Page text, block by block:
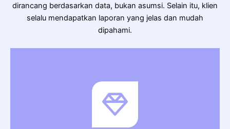
dirancang berdasarkan data, bukan asumsi. Selain itu, klien
selalu mendapatkan laporan yang jelas dan mudah
dipahami.